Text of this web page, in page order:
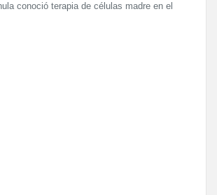
conoció terapia de células madre en el